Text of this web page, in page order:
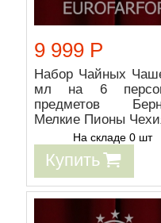
9 999 Р
Набор Чайных
мл на 6
предметов
Мелкие Пионы
На складе 0 шт
Купить